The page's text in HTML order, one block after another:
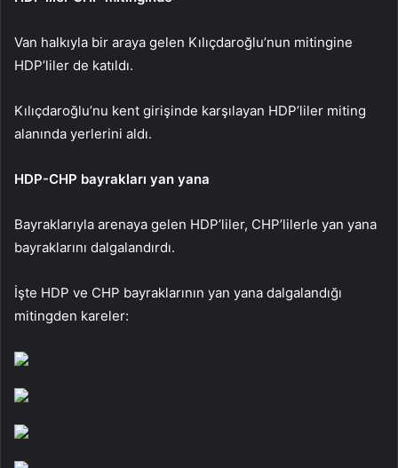
Van halkıyla bir araya gelen Kılıçdaroğlu’nun mitingine
HDP’liler de katıldı.
Kılıçdaroğlu’nu kent girişinde karşılayan HDP’liler miting
alanında yerlerini aldı.
HDP-CHP bayrakları yan yana
Bayraklarıyla arenaya gelen HDP’liler, CHP’lilerle yan yana
bayraklarını dalgalandırdı.
İşte HDP ve CHP bayraklarının yan yana dalgalandığı
mitingden kareler: